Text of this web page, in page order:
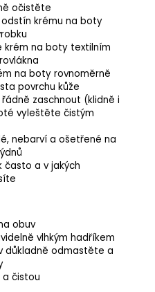
očistěte
krému na boty
krém na boty textilním
na boty rovnoměrně
povrchu kůže
zaschnout (klidně i
vyleštěte čistým
nebarví a ošetřené na
často a v jakých
obuv
vlhkým hadříkem
důkladně odmastěte a
a čistou